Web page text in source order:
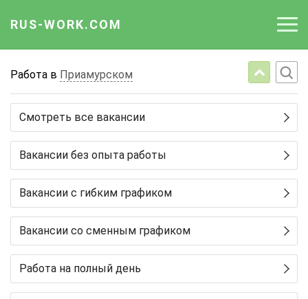
RUS-WORK.COM
Вакансии
Отрасли
Профессии
Работодателю
Работа в Приамурском
Смотреть все вакансии
Вакансии без опыта работы
Вакансии с гибким графиком
Вакансии со сменным графиком
Работа на полный день